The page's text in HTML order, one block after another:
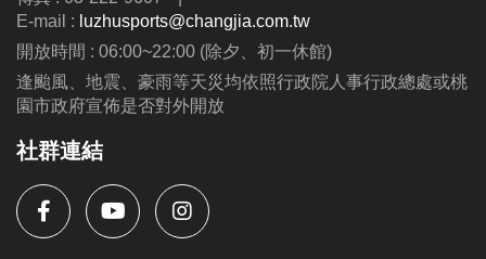
連絡資訊
-洽詢專線：03-2639066 #115、116
https://www.lzsports.com.tw/zh_TW/news/pageID/1/
-FB : 桃園市蘆竹國民運動中心
-IG : @luzhusports
E-mail : luzhusports@changjia.com.tw
開放時間 : 06:00~22:00 (除夕、初一休館)
逢颱風、地震、豪雨等天災均依照行政院人事行政總處或桃
園市政府宣佈是否對外開放
社群連結